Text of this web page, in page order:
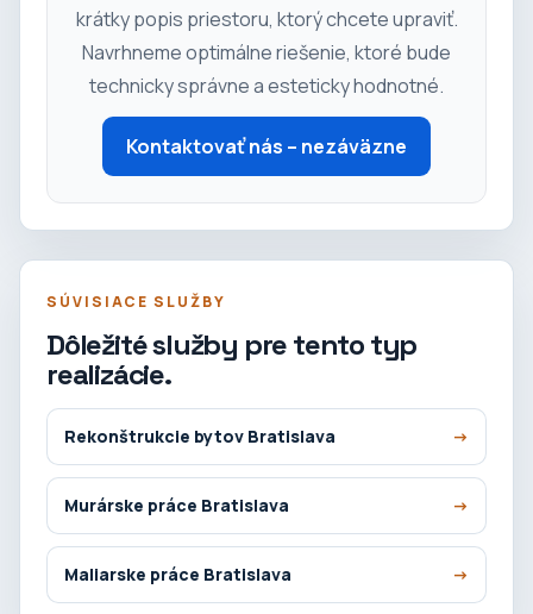
krátky popis priestoru, ktorý chcete upraviť.
Navrhneme optimálne riešenie, ktoré bude
technicky správne a esteticky hodnotné.
Kontaktovať nás – nezáväzne
SÚVISIACE SLUŽBY
Dôležité služby pre tento typ
realizácie.
Rekonštrukcie bytov Bratislava
Murárske práce Bratislava
Maliarske práce Bratislava